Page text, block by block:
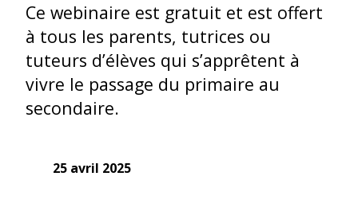
Ce webinaire est gratuit et est offert
à tous les parents, tutrices ou
tuteurs d’élèves qui s’apprêtent à
vivre le passage du primaire au
secondaire.
25 avril 2025